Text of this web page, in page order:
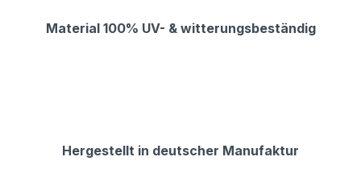
Material 100% UV- & witterungsbeständig
Hergestellt in deutscher Manufaktur